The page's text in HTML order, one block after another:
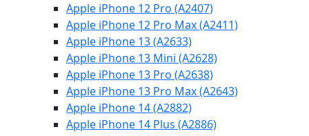
Apple iPhone 12 Pro (A2407)
Apple iPhone 12 Pro Max (A2411)
Apple iPhone 13 (A2633)
Apple iPhone 13 Mini (A2628)
Apple iPhone 13 Pro (A2638)
Apple iPhone 13 Pro Max (A2643)
Apple iPhone 14 (A2882)
Apple iPhone 14 Plus (A2886)